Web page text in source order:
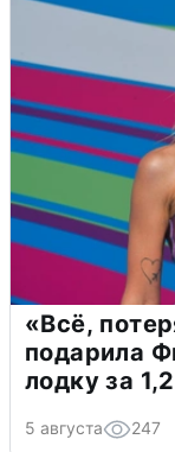
«Всё,
подарила
лодку за
5 августа 247